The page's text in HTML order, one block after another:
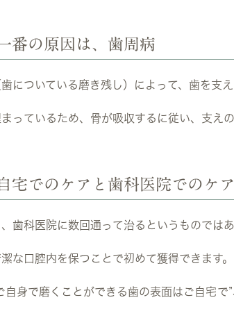
番の原因は、歯周病
についている磨き残し）によって、歯を支え
っているため、骨が吸収するに従い、支え
宅でのケアと歯科医院でのケ
歯科医院に数回通って治るというものではあ
な口腔内を保つことで初めて獲得できます。
自身で磨くことができる歯の表面はご自宅